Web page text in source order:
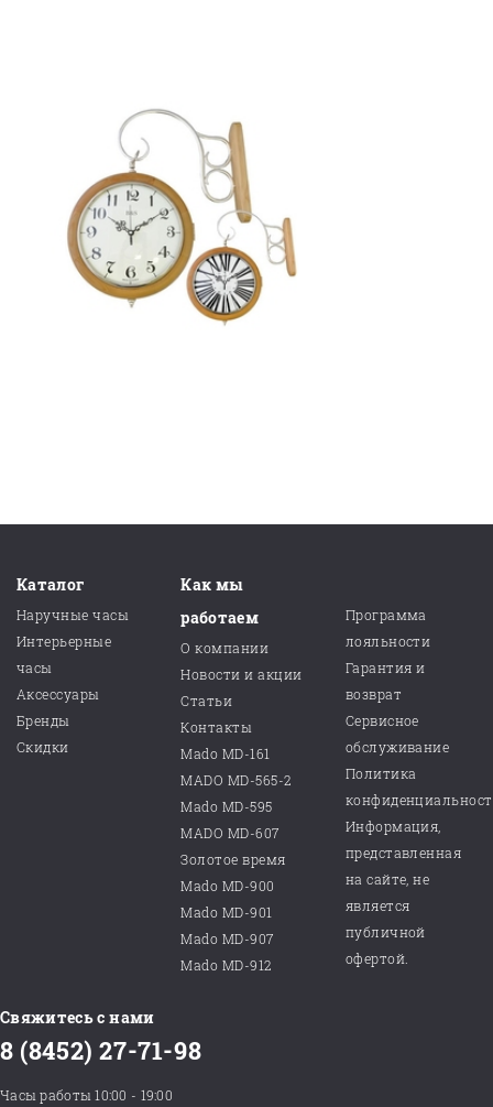
Каталог
Наручные часы
Интерьерные
часы
Аксессуары
Бренды
Скидки
Как мы
работаем
О компании
Новости и акции
Статьи
Контакты
Mado MD-161
MADO MD-565-2
Mado MD-595
MADO MD-607
Золотое время
Mado MD-900
Mado MD-901
Mado MD-907
Mado MD-912
Программа
лояльности
Гарантия и
возврат
Сервисное
обслуживание
Политика
Информация,
представленная
на сайте, не
является
публичной
офертой.
Свяжитесь с нами
8 (8452) 27-71-98
Часы работы 10:00 - 19:00